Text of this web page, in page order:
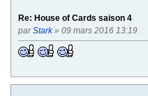
Re: House of Cards saison 4
parStark» 09 mars 2016 13:19